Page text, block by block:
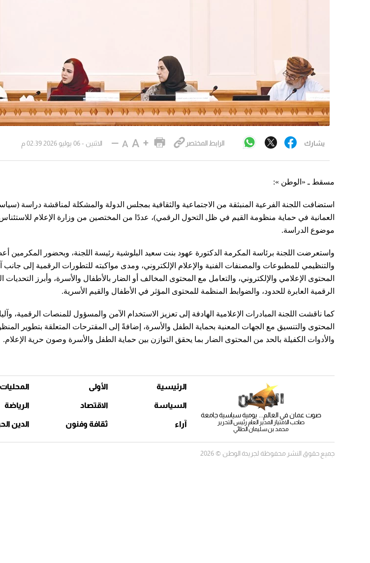
يشارك الرابط المختصر الاثنين - 06 يوليو 2026 02:39 م
مسقط ـ «الوطن »:
استضافت اللجنة الفرعية المنبثقة من الاجتماعية والثقافية بمجلس الدولة والمشكلة لمناقشة دراسة
العمانية في حماية منظومة القيم في ظل التحول الرقمي)، عددًا من المختصين من وزارة الإعلام
موضوع الدراسة.
واستعرضت اللجنة برئاسة المكرمة الدكتورة عهود بنت سعيد البلوشية رئيسة اللجنة، وبحضور المكرمين
والتنظيمي للمطبوعات والمصنفات الفنية والإعلام الإلكتروني، ومدى مواكبته للتطورات الرقمية إلى جانب
المحتوى الإعلامي والإلكتروني، والتعامل مع المحتوى المخالف أو الضار بالأطفال والأسرة، وأبرز التحديات
الرقمية العابرة للحدود، والضوابط المنظمة للمحتوى المؤثر في الأطفال والقيم الأسرية.
كما ناقشت اللجنة المبادرات الإعلامية الهادفة إلى تعزيز الاستخدام الآمن والمسؤول للمنصات الرقمية،
المحتوى والتنسيق مع الجهات المعنية بحماية الطفل والأسرة، إضافةً إلى المقترحات المتعلقة بتطوير
والأدوات الكفيلة بالحد من المحتوى الضار بما يحقق التوازن بين حماية الطفل والأسرة وصون حرية الإعلام.
صوت عمان في العالم... يومية سياسية جامعة
صاحب الامتياز المدير العام رئيس التحرير
محمد بن سليمان الطائي
الرئيسية
السياسة
آراء
الأولى
الاقتصاد
ثقافة وفنون
المحليات
الرياضة
الدين
جميع حقوق النشر محفوظة لجريدة الوطن © 2026